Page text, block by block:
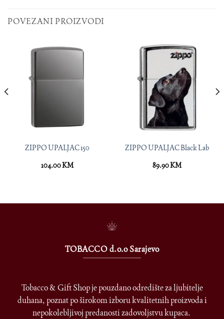
POVEZANI PROIZVODI
ZIPPO UPALJAC 150
104.00KM
ZIPPO UPALJAC Black Lab
89.90KM
TOBACCO d.o.o Sarajevo
Tobacco & Gift Shop je pouzdano odredište za ljubitelje
duhana, poznat po širokom izboru kvalitetnih proizvoda i
nepokolebljivoj predanosti zadovoljstvu kupaca.